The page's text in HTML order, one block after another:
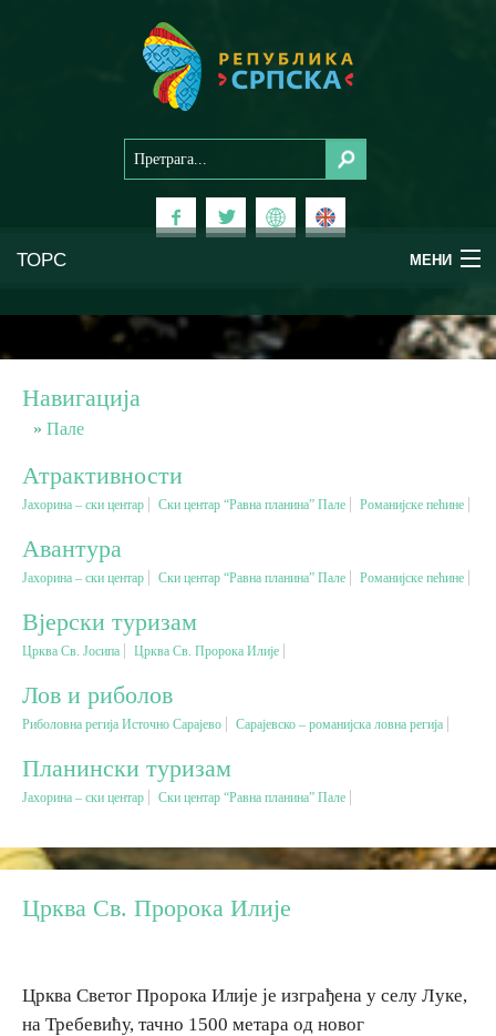
ТОРС МЕНИ
Планински туризам
Бањски туризам
Вјерски туризам
Авантура
Гастрономија
Лов и риболов
Сеоски туризам
Омладински туризам
Навигација
Пале
Атрактивности
Јахорина – ски центар Ски центар “Равна планина” Пале Романијске пећине
Авантура
Јахорина – ски центар Ски центар “Равна планина” Пале Романијске пећине
Вјерски туризам
Црква Св. Јосипа Црква Св. Пророка Илије
Лов и риболов
Риболовна регија Источно Сарајево Сарајевско – романијска ловна регија
Планински туризам
Јахорина – ски центар Ски центар “Равна планина” Пале
Црква Св. Пророка Илије
Црква Светог Пророка Илије је изграђена у селу Луке,
на Требевићу, тачно 1500 метара од новог